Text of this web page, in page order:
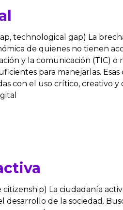
technological gap) La
de quienes no tienen
y la comunicación (TIC) o
para manejarlas.
con el uso crítico, creativo y
La ciudadanía
desarrollo de la sociedad.